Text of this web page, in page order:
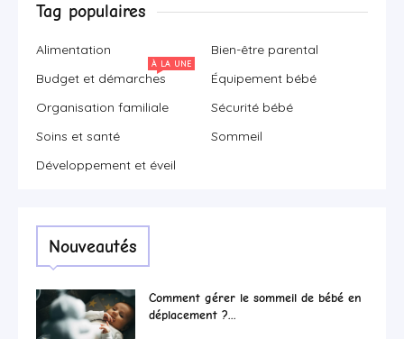
Tag populaires
Alimentation
Bien-être parental
Budget et démarches
À LA UNE
Équipement bébé
Organisation familiale
Sécurité bébé
Soins et santé
Sommeil
Développement et éveil
Nouveautés
Comment gérer le sommeil de bébé en
déplacement ?...